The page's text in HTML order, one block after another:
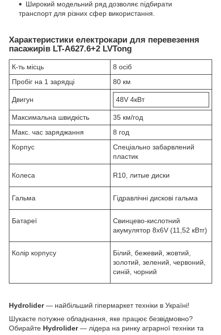
Широкий модельний ряд дозволяє підбирати
транспорт для різних сфер використання.
Характеристики електрокари для перевезення
пасажирів LT-A627.6+2 LVTong
К-ть місць
8 осіб
Пробіг на 1 зарядці
80 км
Двигун 48V 4кВт
Максимальна швидкість
35 км/год
Макс. час заряджання
8 год
Корпус
Спеціально забарвлений
пластик
Колеса R10, литые диски
Гальма Гідравлічні дискові гальма
Батареї
Свинцево-кислотний
акумулятор 8x6V (11,52 кВтг)
Колір корпусу
Білий, бежевий, жовтий,
золотий, зелений, червоний,
синій, чорний
Hydrolider— найбільший гіпермаркет техніки в Україні!
Шукаєте потужне обладнання, яке працює безвідмовно?
Обирайте Hydrolider— лідера на ринку аграрної техніки та